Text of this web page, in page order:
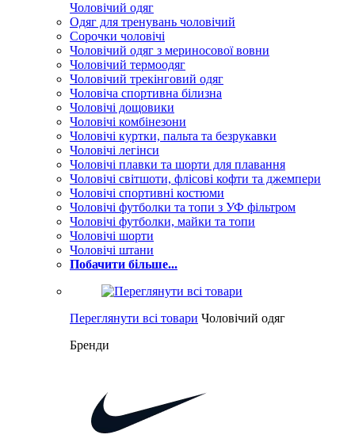
Чоловічий одяг
Одяг для тренувань чоловічий
Сорочки чоловічі
Чоловічий одяг з мериносової вовни
Чоловічий термоодяг
Чоловічий трекінговий одяг
Чоловіча спортивна білизна
Чоловічі дощовики
Чоловічі комбінезони
Чоловічі куртки, пальта та безрукавки
Чоловічі легінси
Чоловічі плавки та шорти для плавання
Чоловічі світшоти, флісові кофти та джемпери
Чоловічі спортивні костюми
Чоловічі футболки та топи з УФ фільтром
Чоловічі футболки, майки та топи
Чоловічі шорти
Чоловічі штани
Побачити більше...
Переглянути всі товари Чоловічий одяг
Бренди